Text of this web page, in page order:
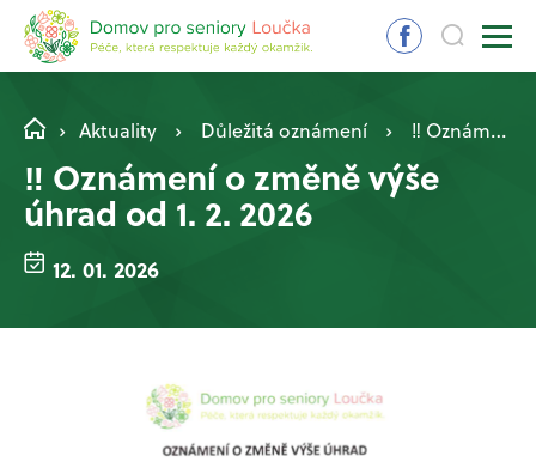
Aktuality Důležitá oznámení ‼️ Oznámení o změně výše úhrad od 1. 2. 2026
‼️ Oznámení o změně výše
úhrad od 1. 2. 2026
12. 01. 2026